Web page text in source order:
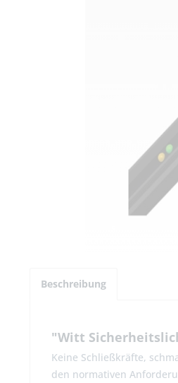
Beschreibung
"Witt
Keine Schließkräfte,
den normativen